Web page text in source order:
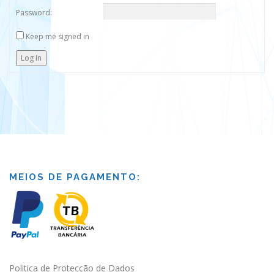
Password:
Keep me signed in
Log In
MEIOS DE PAGAMENTO:
Politica de Protecção de Dados